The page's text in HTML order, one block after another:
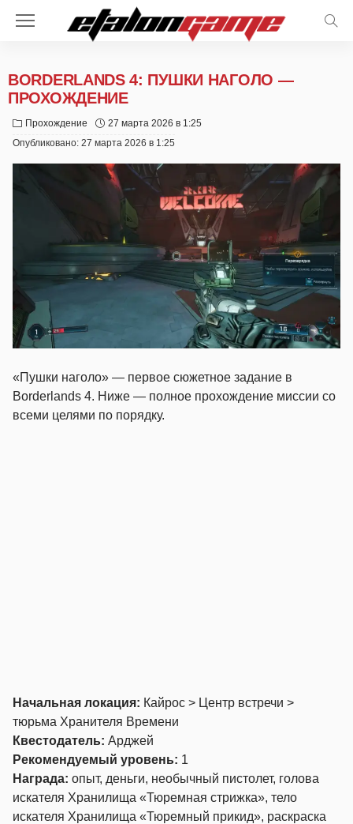
BORDERLANDS 4: ПУШКИ НАГОЛО —
ПРОХОЖДЕНИЕ
Прохождение
27 марта 2026 в 1:25
Опубликовано: 27 марта 2026 в 1:25
«Пушки наголо» — первое сюжетное задание в
Borderlands 4. Ниже — полное прохождение миссии со
всеми целями по порядку.
Начальная локация: Кайрос > Центр встречи >
тюрьма Хранителя Времени
Квестодатель: Арджей
Рекомендуемый уровень: 1
Награда: опыт, деньги, необычный пистолет, голова
искателя Хранилища «Тюремная стрижка», тело
искателя Хранилища «Тюремный прикид», раскраска